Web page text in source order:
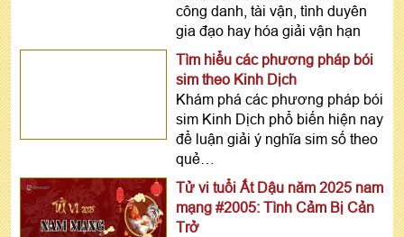
công danh, tài vận, tình duyên
gia đạo hay hóa giải vận hạn
Tìm hiểu các phương pháp bói
sim theo Kinh Dịch
Khám phá các phương pháp bói
sim Kinh Dịch phổ biến hiện nay
để luận giải ý nghĩa sim số theo
quẻ…
Tử vi tuổi Ất Dậu năm 2025 nam
mạng #2005: Tình Cảm Bị Cản
Trở